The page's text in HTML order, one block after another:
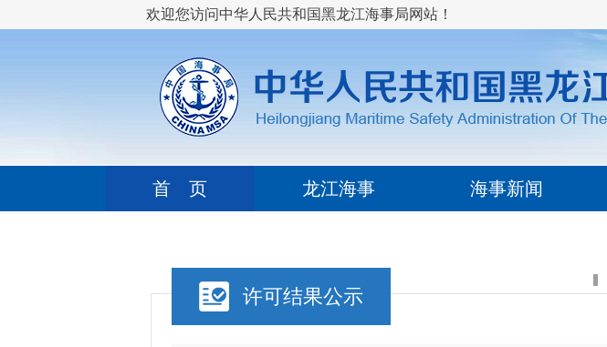
欢迎您访问中华人民共和国黑龙江海事局网站！
首 页 龙江海事 海事新闻
许可结果公示